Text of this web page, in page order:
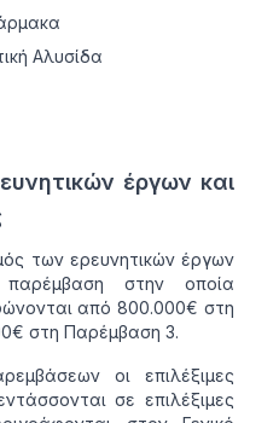
Αλυσίδα
έργων και
των ερευνητικών έργων
στην οποία
από 800.000€ στη
στη Παρέμβαση 3.
οι επιλέξιμες
σε επιλέξιμες